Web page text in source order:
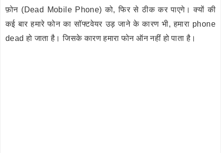
फ़ोन (Dead Mobile Phone) को, फिर से ठीक कर पाएगे। क्यों की
कई बार हमारे फोन का सॉफ्टवेयर उड़ जाने के कारण भी, हमारा phone
dead हो जाता है। जिसके कारण हमारा फोन ऑन नहीं हो पाता है।